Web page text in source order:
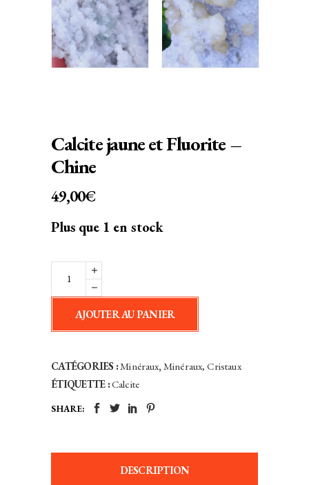
Calcite jaune et Fluorite –
Chine
49,00€
Plus que 1 en stock
Chine
quantity
AJOUTER AU PANIER
CATÉGORIES :Minéraux, Minéraux, Cristaux
ÉTIQUETTE :Calcite
SHARE:
DESCRIPTION